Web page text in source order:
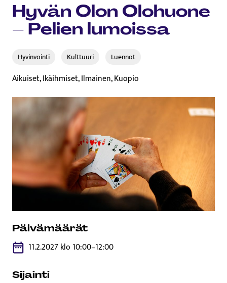
Hyvän Olon Olohuone
– Pelien lumoissa
Hyvinvointi Kulttuuri Luennot
Aikuiset, Ikäihmiset, Ilmainen, Kuopio
Päivämäärät
11.2.2027 klo 10:00–12:00
Sijainti